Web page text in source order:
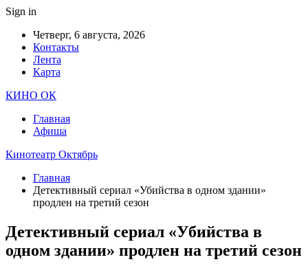
Sign in
Четверг, 6 августа, 2026
Контакты
Лента
Карта
КИНО ОК
Главная
Афиша
Кинотеатр Октябрь
Главная
Детективный сериал «Убийства в одном здании»
продлен на третий сезон
Детективный сериал «Убийства в
одном здании» продлен на третий сезон